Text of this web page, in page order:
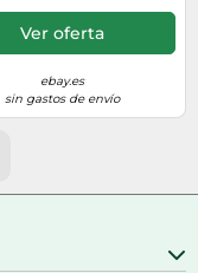
Ver oferta
ebay.es
sin gastos de envío